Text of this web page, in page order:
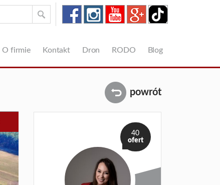
O firmie Kontakt Dron RODO Blog
powrót
40
ofert